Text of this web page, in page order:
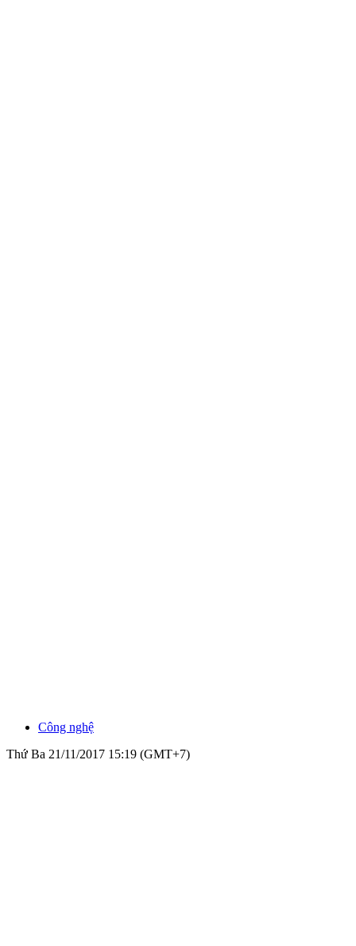
Công nghệ
Thứ Ba 21/11/2017 15:19 (GMT+7)